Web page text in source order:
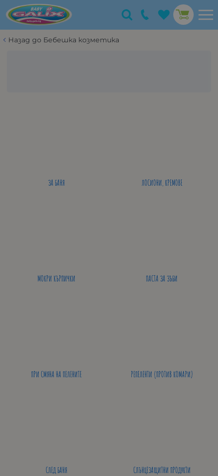
Назад до Бебешка козметика
ЗА БАНЯ ЛОСИОНИ, КРЕМОВЕ
МОКРИ КЪРПИЧКИ ПАСТА ЗА ЗЪБИ
ПРИ СМЯНА НА ПЕЛЕНИТЕ РЕПЕЛЕНТИ (ПРОТИВ КОМАРИ)
СЛЕД БАНЯ СЛЪНЦЕЗАЩИТНИ ПРОДУКТИ